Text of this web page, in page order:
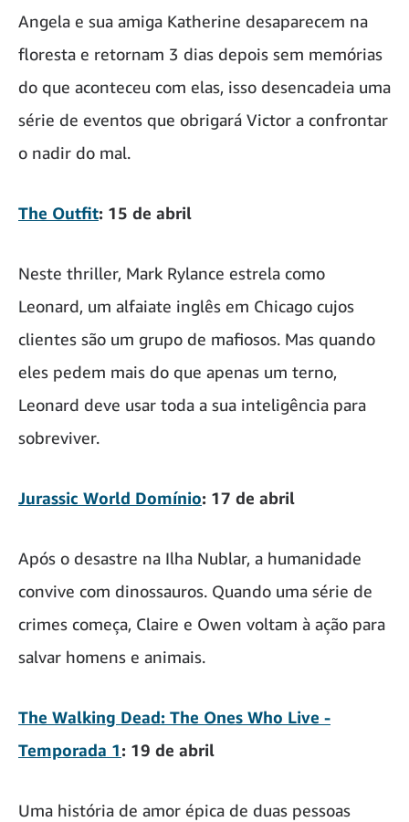
Angela e sua amiga Katherine desaparecem na
floresta e retornam 3 dias depois sem memórias
do que aconteceu com elas, isso desencadeia uma
série de eventos que obrigará Victor a confrontar
o nadir do mal.
The Outfit: 15 de abril
Neste thriller, Mark Rylance estrela como
Leonard, um alfaiate inglês em Chicago cujos
clientes são um grupo de mafiosos. Mas quando
eles pedem mais do que apenas um terno,
Leonard deve usar toda a sua inteligência para
sobreviver.
Jurassic World Domínio: 17 de abril
Após o desastre na Ilha Nublar, a humanidade
convive com dinossauros. Quando uma série de
crimes começa, Claire e Owen voltam à ação para
salvar homens e animais.
The Walking Dead: The Ones Who Live -
Temporada 1: 19 de abril
Uma história de amor épica de duas pessoas